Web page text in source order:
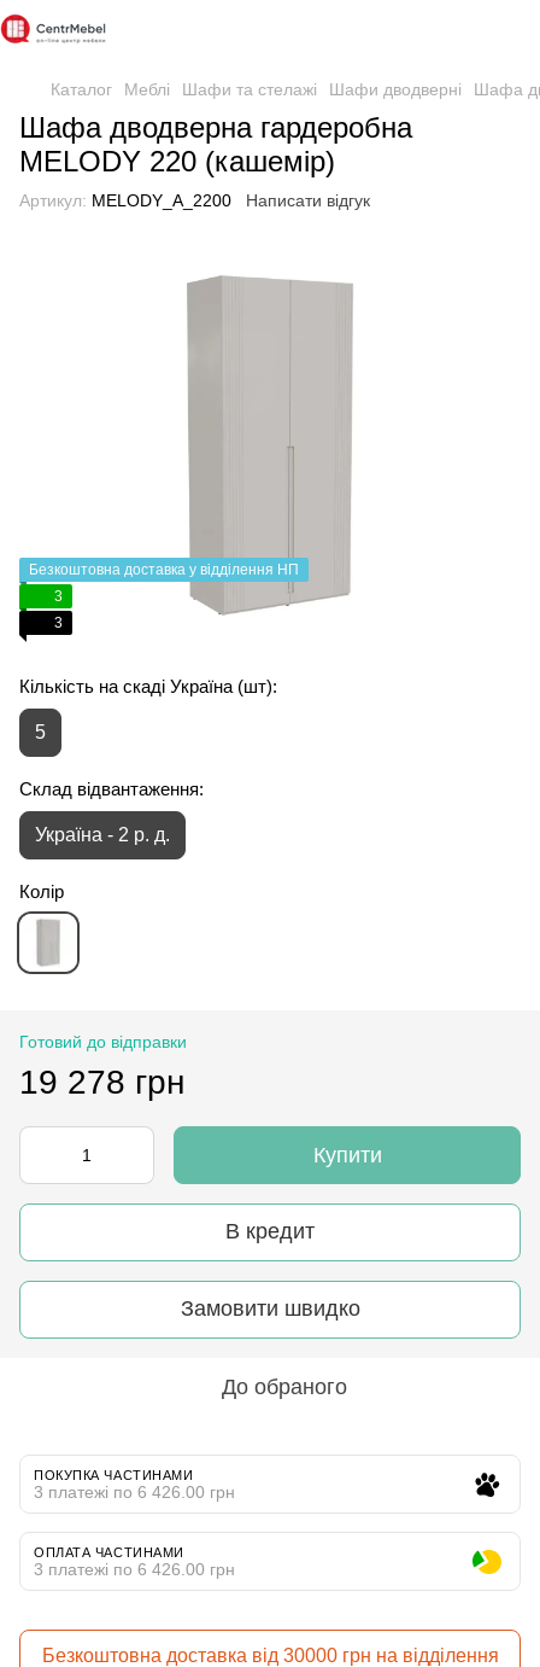
Каталог Меблі Шафи та стелажі Шафи дводверні Шафа
Шафа дводверна гардеробна
MELODY 220 (кашемір)
Артикул: MELODY_A_2200 Написати відгук
Безкоштовна доставка у відділення НП
3
3
Кількість на скаді Україна (шт):
5
Склад відвантаження:
Україна - 2 р. д.
Колір
Готовий до відправки
19 278 грн
Купити
В кредит
Замовити швидко
До обраного
ПОКУПКА ЧАСТИНАМИ
3 платежі по 6 426.00 грн
ОПЛАТА ЧАСТИНАМИ
3 платежі по 6 426.00 грн
Безкоштовна доставка від 30000 грн на відділення